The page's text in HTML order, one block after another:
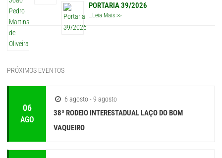
PORTARIA 39/2026
…Leia Mais >>
PRÓXIMOS EVENTOS
06
AGO
6 agosto - 9 agosto
38º RODEIO INTERESTADUAL LAÇO DO BOM
VAQUEIRO